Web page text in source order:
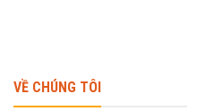
VỀ CHÚNG TÔI